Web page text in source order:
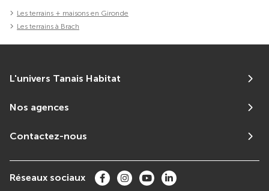
Les terrains + maisons en Gironde
Les terrains à Brach
L'univers Tanais Habitat
Nos agences
Contactez-nous
Réseaux sociaux